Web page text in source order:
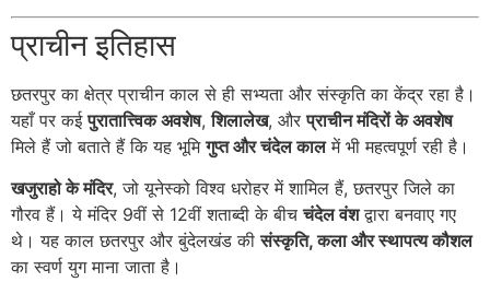
प्राचीन इतिहास
छतरपुर का क्षेत्र प्राचीन काल से ही सभ्यता और संस्कृति का केंद्र रहा है।
यहाँ पर कईपुरातात्त्विक अवशेष,शिलालेख, औरप्राचीन मंदिरों के अवशेष
मिले हैं जो बताते हैं कि यह भूमिगुप्त और चंदेल कालमें भी महत्वपूर्ण रही है।
खजुराहो के मंदिर, जो यूनेस्को विश्व धरोहर में शामिल हैं, छतरपुर जिले का
गौरव हैं। ये मंदिर 9वीं से 12वीं शताब्दी के बीचचंदेल वंशद्वारा बनवाए गए
थे। यह काल छतरपुर और बुंदेलखंड कीसंस्कृति, कला और स्थापत्य कौशल
का स्वर्ण युग माना जाता है।